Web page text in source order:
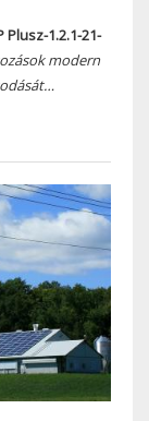
Plusz-1.2.1-21-
modern